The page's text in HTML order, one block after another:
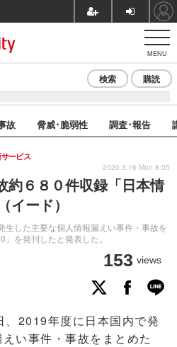
MENU
検索 購読
故 脅威･脆弱性 調査･報告
約６８０件収録「日本情
イード）
生した主要な個人情報漏えい事件・事故を
を発刊したと発表した。
ービス
153 views
2020.3.16 Mon 8:05
2019年度に日本国内で発
い事件・事故をまとめた